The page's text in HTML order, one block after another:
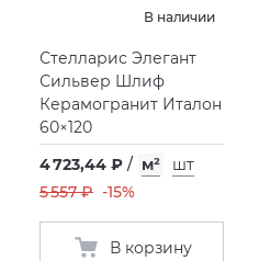
В наличии
Стелларис Элегант
Сильвер Шлиф
Керамогранит Италон
60×120
4 723,44 ₽ / м²
шт
5 557 ₽ -15%
В корзину